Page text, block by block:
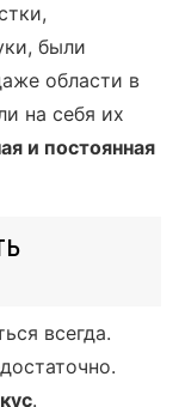
были
области в
на себя их
и постоянная
всегда.
.